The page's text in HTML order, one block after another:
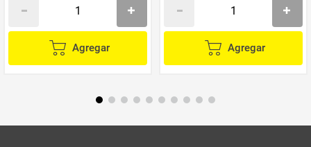
Agregar Agregar